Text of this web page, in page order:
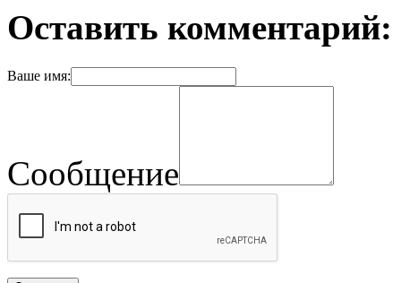
Оставить комментарий:
Ваше имя:
Сообщение